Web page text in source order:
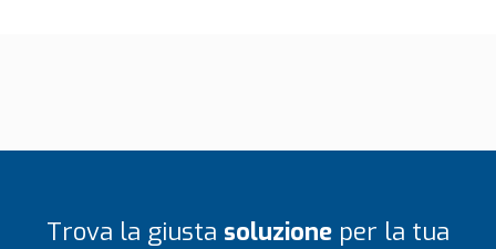
Trova la giusta soluzione per la tua